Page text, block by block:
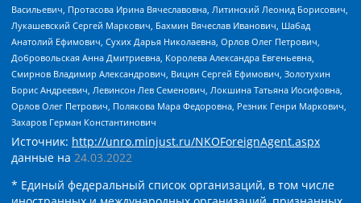
Васильевич, Протасова Ирина Вячеславовна, Литинский Леонид Борисович,
Лукашевский Сергей Маркович, Бахмин Вячеслав Иванович, Шабад
Анатолий Ефимович, Сухих Дарья Николаевна, Орлов Олег Петрович,
Добровольская Анна Дмитриевна, Королева Александра Евгеньевна,
Смирнов Владимир Александрович, Вицин Сергей Ефимович, Золотухин
Борис Андреевич, Левинсон Лев Семенович, Локшина Татьяна Иосифовна,
Орлов Олег Петрович, Полякова Мара Федоровна, Резник Генри Маркович,
Захаров Герман Константинович
Источник: http://unro.minjust.ru/NKOForeignAgent.aspx
данные на 24.03.2022
* Единый федеральный список организаций, в том числе